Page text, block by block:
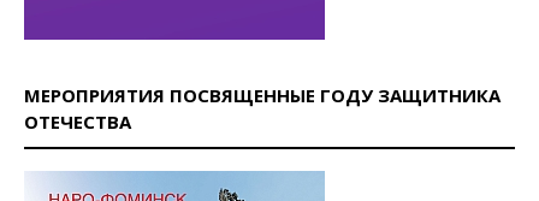
МЕРОПРИЯТИЯ ПОСВЯЩЕННЫЕ ГОДУ ЗАЩИТНИКА
ОТЕЧЕСТВА